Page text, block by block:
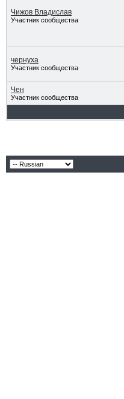
Чижов Владислав
Участник сообщества
чернуха
Участник сообщества
Чен
Участник сообщества